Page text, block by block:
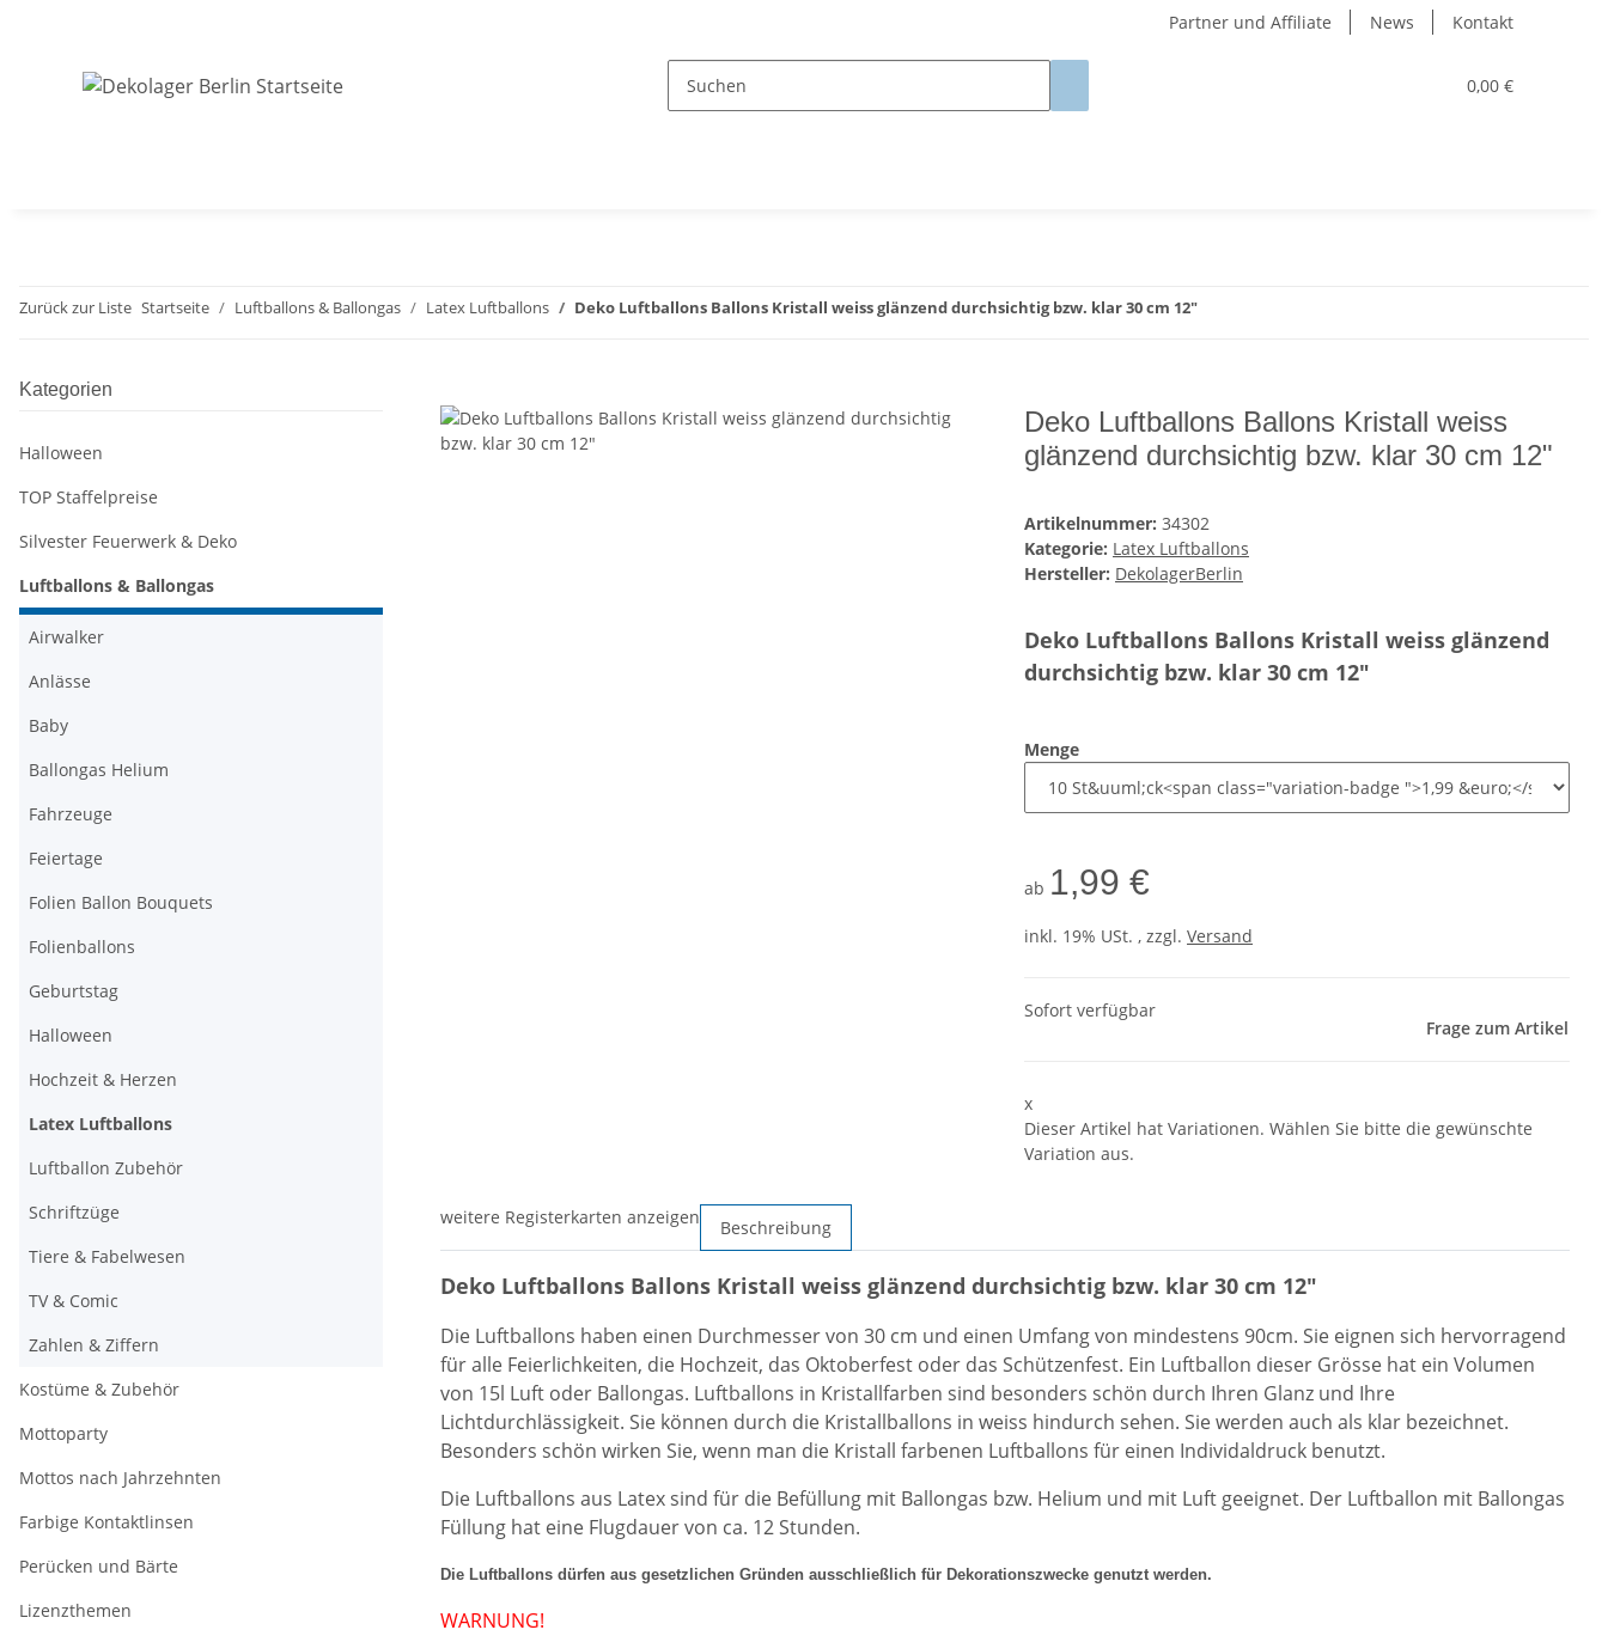
Partner und Affiliate News Kontakt
0,00 €
Zurück zur Liste Startseite Luftballons & Ballongas Latex Luftballons Deko Luftballons Ballons Kristall weiss glänzend durchsichtig bzw. klar 30 cm 12"
Deko Luftballons Ballons Kristall weiss
glänzend durchsichtig bzw. klar 30 cm 12"
Artikelnummer: 34302
Kategorie: Latex Luftballons
Hersteller: DekolagerBerlin
Deko Luftballons Ballons Kristall weiss glänzend
durchsichtig bzw. klar 30 cm 12"
Menge
ab 1,99 €
inkl. 19% USt. , zzgl. Versand
Sofort verfügbar
Frage zum Artikel
x
Dieser Artikel hat Variationen. Wählen Sie bitte die gewünschte
Variation aus.
weitere Registerkarten anzeigen Beschreibung
Deko Luftballons Ballons Kristall weiss glänzend durchsichtig bzw. klar 30 cm 12"
Die Luftballons haben einen Durchmesser von 30 cm und einen Umfang von mindestens 90cm. Sie eignen sich hervorragend
für alle Feierlichkeiten, die Hochzeit, das Oktoberfest oder das Schützenfest. Ein Luftballon dieser Grösse hat ein Volumen
von 15l Luft oder Ballongas. Luftballons in Kristallfarben sind besonders schön durch Ihren Glanz und Ihre
Lichtdurchlässigkeit. Sie können durch die Kristallballons in weiss hindurch sehen. Sie werden auch als klar bezeichnet.
Besonders schön wirken Sie, wenn man die Kristall farbenen Luftballons für einen Individaldruck benutzt.
Die Luftballons aus Latex sind für die Befüllung mit Ballongas bzw. Helium und mit Luft geeignet. Der Luftballon mit Ballongas
Füllung hat eine Flugdauer von ca. 12 Stunden.
Die Luftballons dürfen aus gesetzlichen Gründen ausschließlich für Dekorationszwecke genutzt werden.
WARNUNG!
Kategorien
Halloween
TOP Staffelpreise
Silvester Feuerwerk & Deko
Luftballons & Ballongas
Airwalker
Anlässe
Baby
Ballongas Helium
Fahrzeuge
Feiertage
Folien Ballon Bouquets
Folienballons
Geburtstag
Halloween
Hochzeit & Herzen
Latex Luftballons
Luftballon Zubehör
Schriftzüge
Tiere & Fabelwesen
TV & Comic
Zahlen & Ziffern
Kostüme & Zubehör
Mottoparty
Mottos nach Jahrzehnten
Farbige Kontaktlinsen
Perücken und Bärte
Lizenzthemen